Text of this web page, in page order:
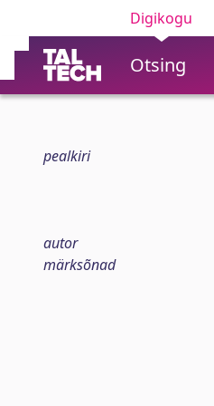
Digikogu
Otsing
pealkiri
autor
märksõnad